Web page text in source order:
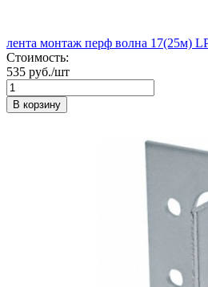
лента монтаж перф волна 17(25м)
Стоимость:
535 руб./шт
В корзину